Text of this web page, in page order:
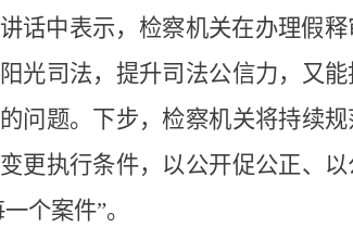
话中表示，检察机关在办理假
光司法，提升司法公信力，又
问题。下步，检察机关将持续
更执行条件，以公开促公正、
个案件”。